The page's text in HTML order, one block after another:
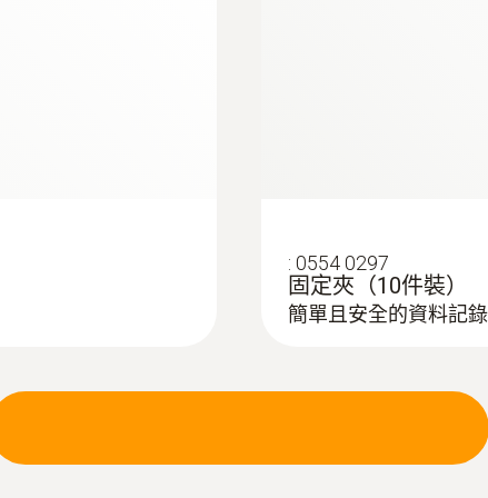
: 0554 0297
固定夾（10件裝）
簡單且安全的資料記